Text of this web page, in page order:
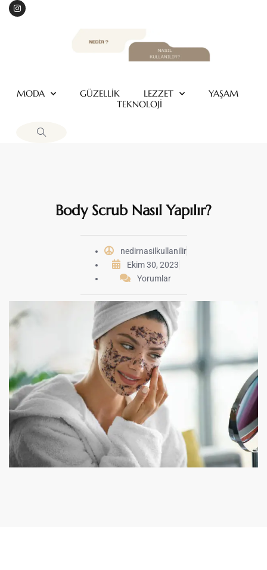
MODA GÜZELLİK LEZZET
YAŞAM
TEKNOLOJİ
Body Scrub Nasıl Yapılır?
nedirnasilkullanilir
Ekim 30, 2023
Yorumlar